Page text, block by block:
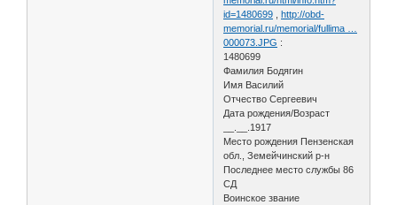
id=1480699 ,http://obd-
memorial.ru/memorial/fullima …
000073.JPG :
1480699
Фамилия Бодягин
Имя Василий
Отчество Сергеевич
Дата рождения/Возраст
__.__.1917
Место рождения Пензенская
обл., Земейчинский р-н
Последнее место службы 86
СД
Воинское звание